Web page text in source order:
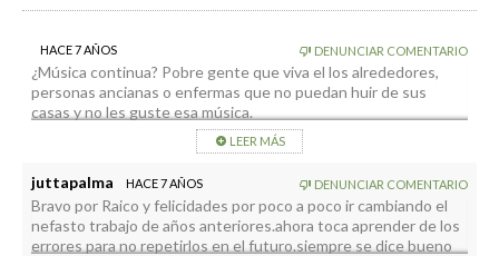
HACE 7 AÑOS DENUNCIAR COMENTARIO
¿Música continua? Pobre gente que viva el los alrededores,
personas ancianas o enfermas que no puedan huir de sus
casas y no les guste esa música.
A mí me ponen música al lado de casa y salgo corriendo de casa
de la isla.
LEER MÁS
juttapalma HACE 7 AÑOS DENUNCIAR COMENTARIO
Bravo por Raico y felicidades por poco a poco ir cambiando el
nefasto trabajo de años anteriores.ahora toca aprender de los
errores para no repetirlos en el futuro.siempre se dice bueno